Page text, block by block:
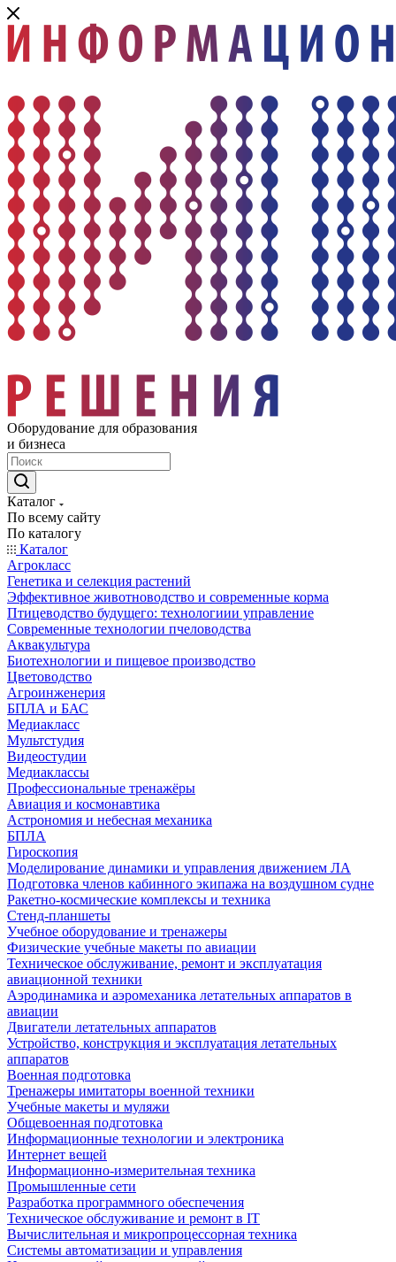
Оборудование для образования
и бизнеса
Каталог
По всему сайту
По каталогу
Каталог
Агрокласс
Генетика и селекция растений
Эффективное животноводство и современные корма
Птицеводство будущего: технологиии управление
Современные технологии пчеловодства
Аквакультура
Биотехнологии и пищевое производство
Цветоводство
Агроинженерия
БПЛА и БАС
Медиакласс
Мультстудия
Видеостудии
Медиаклассы
Профессиональные тренажёры
Авиация и космонавтика
Астрономия и небесная механика
БПЛА
Гироскопия
Моделирование динамики и управления движением ЛА
Подготовка членов кабинного экипажа на воздушном судне
Ракетно-космические комплексы и техника
Стенд-планшеты
Учебное оборудование и тренажеры
Физические учебные макеты по авиации
Техническое обслуживание, ремонт и эксплуатация
авиационной техники
Аэродинамика и аэромеханика летательных аппаратов в
авиации
Двигатели летательных аппаратов
Устройство, конструкция и эксплуатация летательных
аппаратов
Военная подготовка
Тренажеры имитаторы военной техники
Учебные макеты и муляжи
Общевоенная подготовка
Информационные технологии и электроника
Интернет вещей
Информационно-измерительная техника
Промышленные сети
Разработка программного обеспечения
Техническое обслуживание и ремонт в IT
Вычислительная и микропроцессорная техника
Системы автоматизации и управления